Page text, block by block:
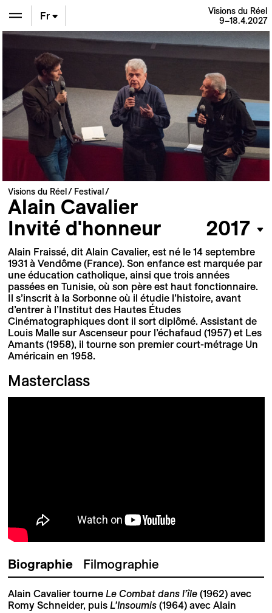
De
Fr
Visions du Réel
9–18.4.2027
Visions du Réel Festival
Alain Cavalier
Invité d'honneur
2017
Alain Fraissé, dit Alain Cavalier, est né le 14 septembre
1931 à Vendôme (France). Son enfance est marquée par
une éducation catholique, ainsi que trois années
passées en Tunisie, où son père est haut fonctionnaire.
Il s’inscrit à la Sorbonne où il étudie l’histoire, avant
d’entrer à l’Institut des Hautes Études
Cinématographiques dont il sort diplômé. Assistant de
Louis Malle sur Ascenseur pour l’échafaud (1957) et Les
Amants (1958), il tourne son premier court-métrage Un
Américain en 1958.
Masterclass
Biographie Filmographie
Alain Cavalier tourne Le Combat dans l’île(1962) avec
Romy Schneider, puis L’Insoumis(1964) avec Alain